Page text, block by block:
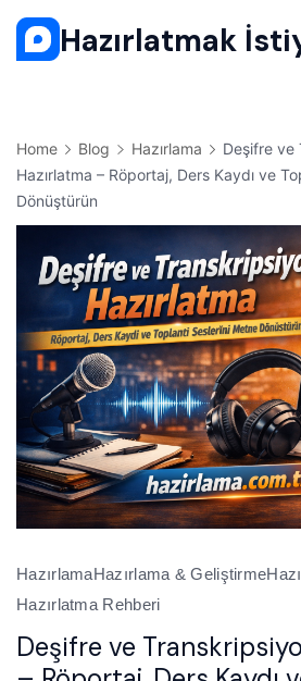
Skip
Hazırlatmak
Home Blog Hazırlama
Deşifre ve
Hazırlatma – Röportaj, Ders Kaydı ve
Dönüştürün
HazırlamaHazırlama & Geliştirme
Hazırlatma Rehberi
Deşifre ve